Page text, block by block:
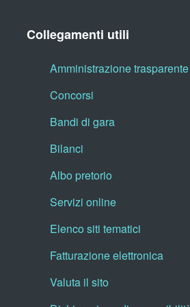
Collegamenti utili
Amministrazione trasparente
Concorsi
Bandi di gara
Bilanci
Albo pretorio
Servizi online
Elenco siti tematici
Fatturazione elettronica
Valuta il sito